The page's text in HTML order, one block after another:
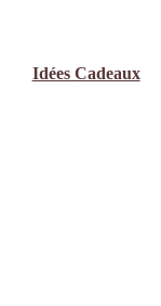
Idées Cadeaux